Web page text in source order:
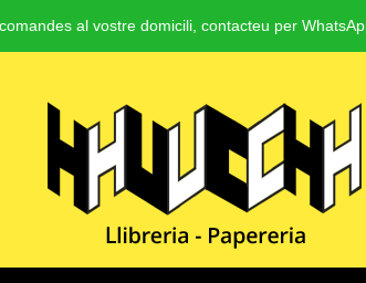
al vostre domicili, contacteu per